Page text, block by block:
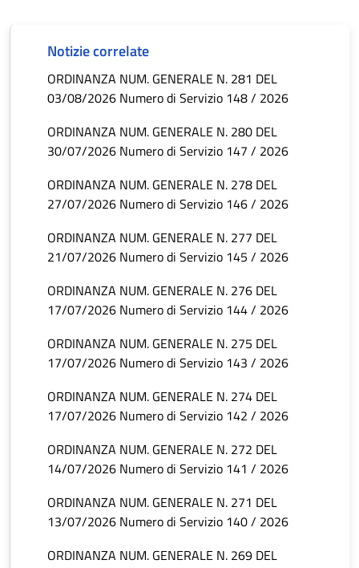
Notizie correlate
ORDINANZA NUM. GENERALE N. 281 DEL
03/08/2026 Numero di Servizio 148 / 2026
ORDINANZA NUM. GENERALE N. 280 DEL
30/07/2026 Numero di Servizio 147 / 2026
ORDINANZA NUM. GENERALE N. 278 DEL
27/07/2026 Numero di Servizio 146 / 2026
ORDINANZA NUM. GENERALE N. 277 DEL
21/07/2026 Numero di Servizio 145 / 2026
ORDINANZA NUM. GENERALE N. 276 DEL
17/07/2026 Numero di Servizio 144 / 2026
ORDINANZA NUM. GENERALE N. 275 DEL
17/07/2026 Numero di Servizio 143 / 2026
ORDINANZA NUM. GENERALE N. 274 DEL
17/07/2026 Numero di Servizio 142 / 2026
ORDINANZA NUM. GENERALE N. 272 DEL
14/07/2026 Numero di Servizio 141 / 2026
ORDINANZA NUM. GENERALE N. 271 DEL
13/07/2026 Numero di Servizio 140 / 2026
ORDINANZA NUM. GENERALE N. 269 DEL